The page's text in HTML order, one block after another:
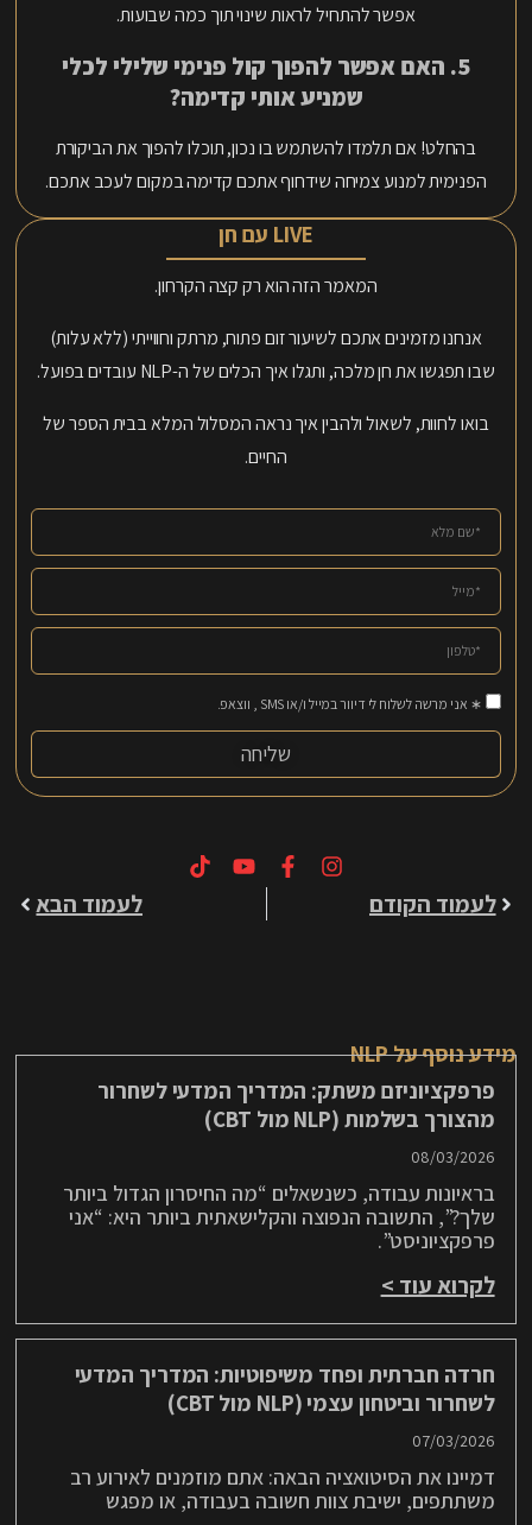
אפשר להתחיל לראות שינוי תוך כמה שבועות.
5. האם אפשר להפוך קול פנימי שלילי לכלי
שמניע אותי קדימה?
בהחלט! אם תלמדו להשתמש בו נכון, תוכלו להפוך את הביקורת
הפנימית למנוע צמיחה שידחוף אתכם קדימה במקום לעכב אתכם.
LIVE עם חן
המאמר הזה הוא רק קצה הקרחון.
אנחנו מזמינים אתכם לשיעור זום פתוח, מרתק וחווייתי (ללא עלות)
שבו תפגשו את חן מלכה, ותגלו איך הכלים של ה-NLP עובדים בפועל.
בואו לחוות, לשאול ולהבין איך נראה המסלול המלא בבית הספר של
החיים.
∗ אני מרשה לשלוח לי דיוור במייל ו/או SMS , ווצאפ.
שליחה
לעמוד הקודם לעמוד הבא
מידע נוסף על NLP
פרפקציוניזם משתק: המדריך המדעי לשחרור
מהצורך בשלמות (NLP מול CBT)
08/03/2026
בראיונות עבודה, כשנשאלים “מה החיסרון הגדול ביותר
שלך?”, התשובה הנפוצה והקלישאתית ביותר היא: “אני
פרפקציוניסט”.
לקרוא עוד >
חרדה חברתית ופחד משיפוטיות: המדריך המדעי
לשחרור וביטחון עצמי (NLP מול CBT)
07/03/2026
דמיינו את הסיטואציה הבאה: אתם מוזמנים לאירוע רב
משתתפים, ישיבת צוות חשובה בעבודה, או מפגש